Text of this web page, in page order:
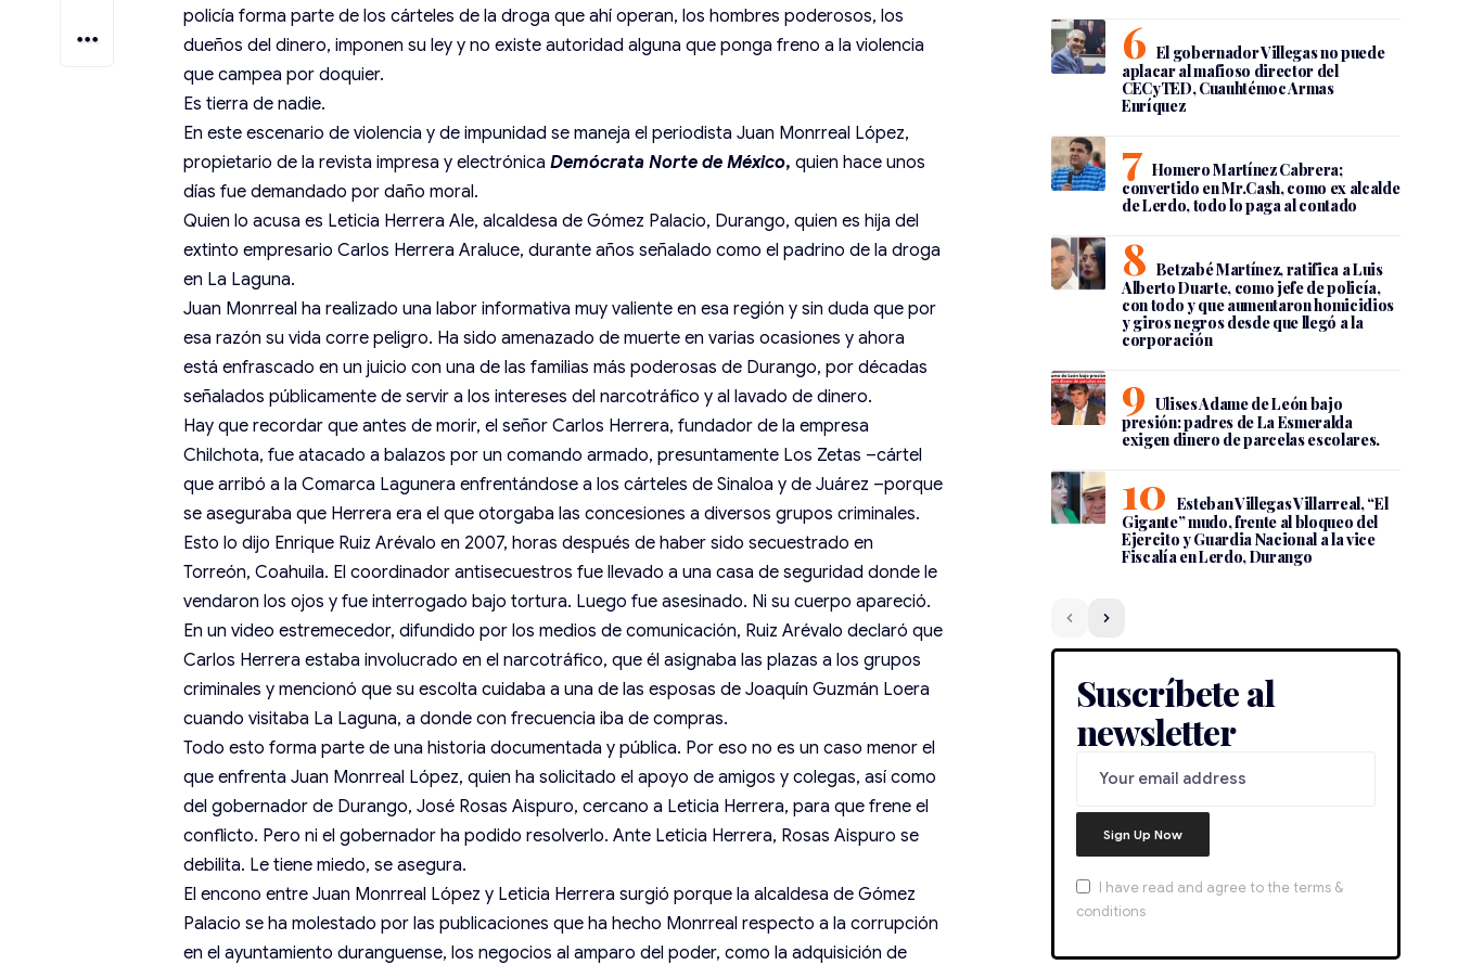
policía forma parte de los cárteles de la droga que ahí operan, los hombres poderosos, los
dueños del dinero, imponen su ley y no existe autoridad alguna que ponga freno a la violencia
que campea por doquier.
Es tierra de nadie.
En este escenario de violencia y de impunidad se maneja el periodista Juan Monrreal López,
propietario de la revista impresa y electrónicaDemócrata Norte de México, quien hace unos
días fue demandado por daño moral.
Quien lo acusa es Leticia Herrera Ale, alcaldesa de Gómez Palacio, Durango, quien es hija del
extinto empresario Carlos Herrera Araluce, durante años señalado como el padrino de la droga
en La Laguna.
Juan Monrreal ha realizado una labor informativa muy valiente en esa región y sin duda que por
esa razón su vida corre peligro. Ha sido amenazado de muerte en varias ocasiones y ahora
está enfrascado en un juicio con una de las familias más poderosas de Durango, por décadas
señalados públicamente de servir a los intereses del narcotráfico y al lavado de dinero.
Hay que recordar que antes de morir, el señor Carlos Herrera, fundador de la empresa
Chilchota, fue atacado a balazos por un comando armado, presuntamente Los Zetas –cártel
que arribó a la Comarca Lagunera enfrentándose a los cárteles de Sinaloa y de Juárez –porque
se aseguraba que Herrera era el que otorgaba las concesiones a diversos grupos criminales.
Esto lo dijo Enrique Ruiz Arévalo en 2007, horas después de haber sido secuestrado en
Torreón, Coahuila. El coordinador antisecuestros fue llevado a una casa de seguridad donde le
vendaron los ojos y fue interrogado bajo tortura. Luego fue asesinado. Ni su cuerpo apareció.
En un video estremecedor, difundido por los medios de comunicación, Ruiz Arévalo declaró que
Carlos Herrera estaba involucrado en el narcotráfico, que él asignaba las plazas a los grupos
criminales y mencionó que su escolta cuidaba a una de las esposas de Joaquín Guzmán Loera
cuando visitaba La Laguna, a donde con frecuencia iba de compras.
Todo esto forma parte de una historia documentada y pública. Por eso no es un caso menor el
que enfrenta Juan Monrreal López, quien ha solicitado el apoyo de amigos y colegas, así como
del gobernador de Durango, José Rosas Aispuro, cercano a Leticia Herrera, para que frene el
conflicto. Pero ni el gobernador ha podido resolverlo. Ante Leticia Herrera, Rosas Aispuro se
debilita. Le tiene miedo, se asegura.
El encono entre Juan Monrreal López y Leticia Herrera surgió porque la alcaldesa de Gómez
Palacio se ha molestado por las publicaciones que ha hecho Monrreal respecto a la corrupción
en el ayuntamiento duranguense, los negocios al amparo del poder, como la adquisición de
El gobernador Villegas no puede
aplacar al mafioso director del
CECyTED, Cuauhtémoc Armas
Enríquez
Homero Martínez Cabrera;
convertido en Mr.Cash, como ex alcalde
de Lerdo, todo lo paga al contado
Betzabé Martínez, ratifica a Luis
Alberto Duarte, como jefe de policía,
con todo y que aumentaron homicidios
y giros negros desde que llegó a la
corporación
Ulises Adame de León bajo
presión: padres de La Esmeralda
exigen dinero de parcelas escolares.
Esteban Villegas Villarreal, “El
Gigante” mudo, frente al bloqueo del
Ejercito y Guardia Nacional a la vice
Fiscalía en Lerdo, Durango
Suscríbete al
newsletter
I have read and agree to the terms &
conditions